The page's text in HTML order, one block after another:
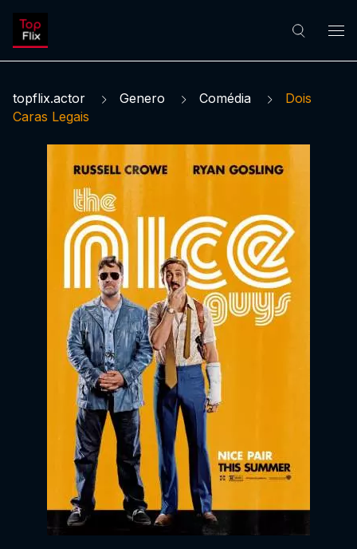
topflix.actor Genero Comédia
Dois
Caras Legais